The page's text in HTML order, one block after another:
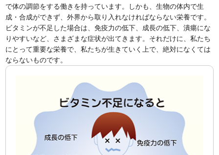
で体の調節をする働きを持っています。しかも、生物の体内で生
成・合成ができず、外界から取り入れなければならない栄養です。
ビタミンが不足した場合は、免疫力の低下、成長の低下、潰瘍にな
りやすいなど、さまざまな症状が出てきます。それだけに、私たち
にとって重要な栄養で、私たちが生きていく上で、絶対になくては
ならないものです。